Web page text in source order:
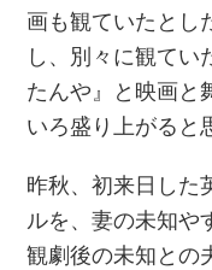
画も観ていたとし
し、別々に観てい
たんや』と映画と
いろ盛り上がると
昨秋、初来日した
ルを、妻の未知や
観劇後の未知との